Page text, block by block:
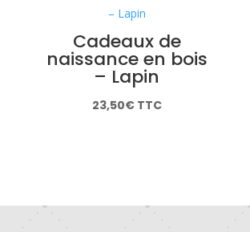
Cadeaux de
naissance en bois
– Lapin
23,50€ TTC